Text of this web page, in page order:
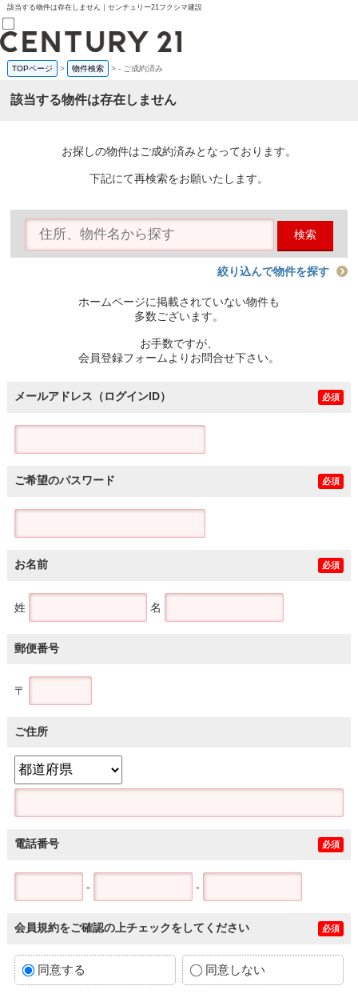
該当する物件は存在しません｜センチュリー21フクシマ建設
売買部
0120-800-844
賃貸部
会員メニュー
物件を探す
購入TOP
条件から探す
住宅ローン控除シミュレータ
TOPページ > 物件検索 >- ご成約済み
該当する物件は存在しません
お探しの物件はご成約済みとなっております。
下記にて再検索をお願いたします。
検索
絞り込んで物件を探す
ホームページに掲載されていない物件も
多数ございます。
お手数ですが、
会員登録フォームよりお問合せ下さい。
メールアドレス（ログインID） 必須
ご希望のパスワード 必須
お名前 必須
姓 名
郵便番号
〒
ご住所
電話番号 必須
- -
会員規約をご確認の上チェックをしてください 必須
同意する 同意しない